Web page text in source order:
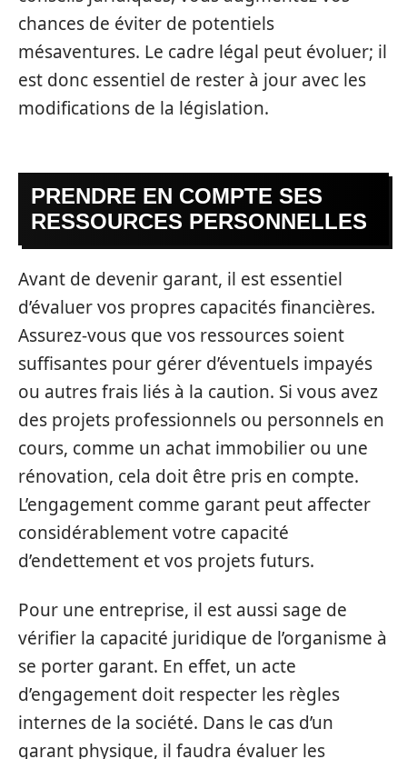
chances de éviter de potentiels
mésaventures. Le cadre légal peut évoluer; il
est donc essentiel de rester à jour avec les
modifications de la législation.
PRENDRE EN COMPTE SES
RESSOURCES PERSONNELLES
Avant de devenir garant, il est essentiel
d’évaluer vos propres capacités financières.
Assurez-vous que vos ressources soient
suffisantes pour gérer d’éventuels impayés
ou autres frais liés à la caution. Si vous avez
des projets professionnels ou personnels en
cours, comme un achat immobilier ou une
rénovation, cela doit être pris en compte.
L’engagement comme garant peut affecter
considérablement votre capacité
d’endettement et vos projets futurs.
Pour une entreprise, il est aussi sage de
vérifier la capacité juridique de l’organisme à
se porter garant. En effet, un acte
d’engagement doit respecter les règles
internes de la société. Dans le cas d’un
garant physique, il faudra évaluer les